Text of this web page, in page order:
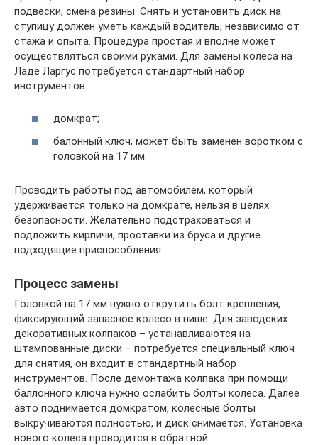
подвески, смена резины. Снять и установить диск на
ступицу должен уметь каждый водитель, независимо от
стажа и опыта. Процедура простая и вполне может
осуществляться своими руками. Для замены колеса на
Ладе Ларгус потребуется стандартный набор
инструментов:
домкрат;
балонный ключ, может быть заменен воротком с
головкой на 17 мм.
Проводить работы под автомобилем, который
удерживается только на домкрате, нельзя в целях
безопасности. Желательно подстраховаться и
подложить кирпичи, проставки из бруса и другие
подходящие приспособления.
Процесс замены
Головкой на 17 мм нужно открутить болт крепления,
фиксирующий запасное колесо в нише. Для заводских
декоративных колпаков – устанавливаются на
штампованные диски – потребуется специальный ключ
для снятия, он входит в стандартный набор
инструментов. После демонтажа колпака при помощи
баллонного ключа нужно ослабить болты колеса. Далее
авто поднимается домкратом, колесные болты
выкручиваются полностью, и диск снимается. Установка
нового колеса проводится в обратной